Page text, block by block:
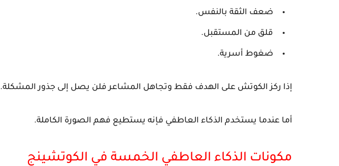
ضعف الثقة بالنفس.
قلق من المستقبل.
ضغوط أسرية.
إذا ركز الكوتش على الهدف فقط وتجاهل المشاعر فلن يصل إلى جذور المشكلة.
أما عندما يستخدم الذكاء العاطفي فإنه يستطيع فهم الصورة الكاملة.
مكونات الذكاء العاطفي الخمسة في الكوتشينج